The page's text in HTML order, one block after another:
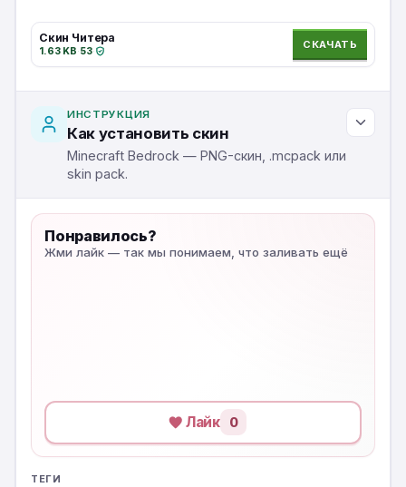
Скин Читера
1.63 KB·53·
СКАЧАТЬ
ИНСТРУКЦИЯ
Как установить скин
Minecraft Bedrock — PNG-скин, .mcpack или
skin pack.
Понравилось?
Жми лайк — так мы понимаем, что заливать ещё
Лайк 0
ТЕГИ